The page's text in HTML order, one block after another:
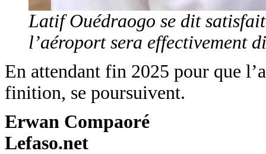
Latif Ouédraogo se dit satisfait
l’aéroport sera effectivement
En attendant fin 2025 pour que
finition, se poursuivent.
Erwan Compaoré
Lefaso.net